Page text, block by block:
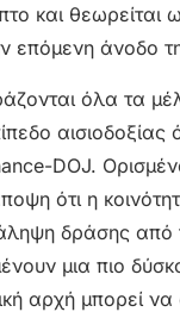
και θεωρείται
επόμενη άνοδο
όλα τα
DOJ.
ότι η
δράσης από
μια πιο
αρχή μπορεί να